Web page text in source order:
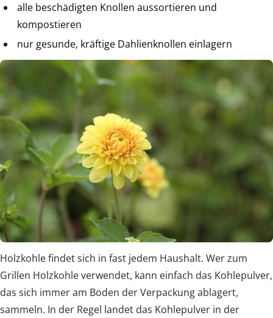
alle beschädigten Knollen aussortieren und
kompostieren
nur gesunde, kräftige Dahlienknollen einlagern
Holzkohle findet sich in fast jedem Haushalt. Wer zum
Grillen Holzkohle verwendet, kann einfach das Kohlepulver,
das sich immer am Boden der Verpackung ablagert,
sammeln. In der Regel landet das Kohlepulver in der